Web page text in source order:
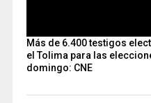
Más de 6.400 testigos
el Tolima para las
domingo: CNE